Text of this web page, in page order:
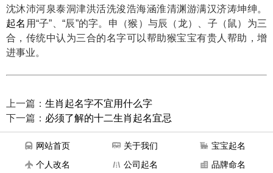
沈沐沛河泉泰洞津洪活洗浚浩海涵淮清渊游满汉济涛坤绅。
起名 用“子”、“辰”的字。申（猴）与辰（龙）、子（鼠）为三
合，传统中认为三合的名字可以帮助猴宝宝有贵人帮助，增
进事业。
上一篇： 生肖起名字不宜用什么字
下一篇： 必须了解的十二生肖起名宜忌
网站首页 关于我们
宝宝起名
个人改名
公司起名 品牌命名